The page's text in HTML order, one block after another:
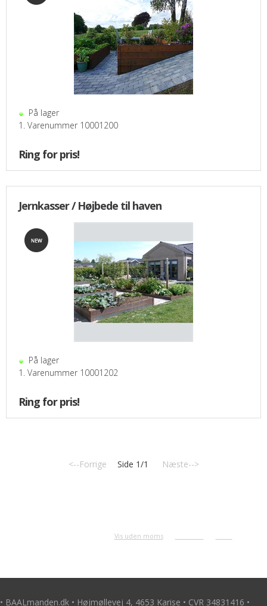
På lager
1. Varenummer 10001200
Ring for pris!
Jernkasser / Højbede til haven
På lager
1. Varenummer 10001202
Ring for pris!
<--Forrige Side 1/1 Næste-->
Vis uden moms
• BAALmanden.dk • Højmøllevej 4, 4653 Karise • CVR 34831416 •